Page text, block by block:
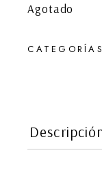
Agotado